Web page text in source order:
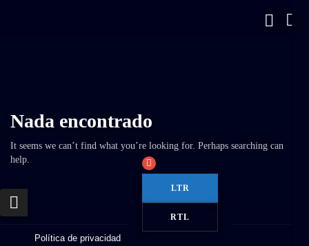
Nada encontrado
It seems we can’t find what you’re looking for. Perhaps searching can
help.
Política de privacidad
LTR
RTL